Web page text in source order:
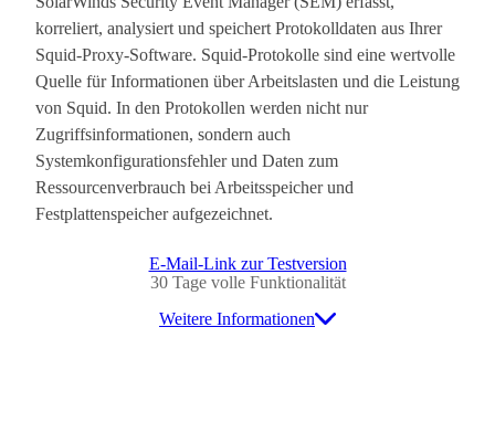
korreliert, analysiert und speichert Protokolldaten aus Ihrer
Squid-Proxy-Software. Squid-Protokolle sind eine wertvolle
Quelle für Informationen über Arbeitslasten und die Leistung
von Squid. In den Protokollen werden nicht nur
Zugriffsinformationen, sondern auch
Systemkonfigurationsfehler und Daten zum
Ressourcenverbrauch bei Arbeitsspeicher und
Festplattenspeicher aufgezeichnet.
E-Mail-Link zur Testversion
30 Tage volle Funktionalität
Weitere Informationen